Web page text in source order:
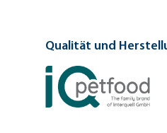
Qualität und